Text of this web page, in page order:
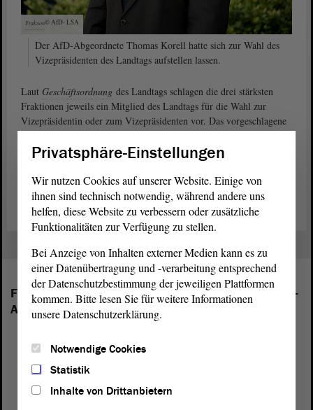
© AfD-
Fraktion LSA
Der AfD-Abgeordnete Thomas Korell hatte sich zur Wahl des
Vizepräsidenten des Landtags aufstellen lassen.
Laut Geschäftsordnung des Landtags schlagen die drei stärksten
Fraktionen jeweils ein Mitglied des Landtags für die Wahl zur
Vizepräsidentin oder zum Vizepräsidenten vor. Das vorgeschlagene
Mitglied des Landtags ist gewählt, wenn es die Mehrheit der
abgegebenen gültigen Stimmen erhält.
Wahlvorschlag der AfD-Fraktion (PDF)
Folgende Fraktionen sind im Landtag von Sachsen-
Anhalt vertreten:
Privatsphäre-Einstellungen
Wir nutzen Cookies auf unserer Website. Einige von
ihnen sind technisch notwendig, während andere uns
helfen, diese Website zu verbessern oder zusätzliche
Funktionalitäten zur Verfügung zu stellen.
Bei Anzeige von Inhalten externer Medien kann es zu
einer Datenübertragung und -verarbeitung entsprechend
der Datenschutzbestimmung der jeweiligen Plattformen
kommen. Bitte lesen Sie für weitere Informationen
unsere Datenschutzerklärung.
Notwendige Cookies
Statistik
Inhalte von Drittanbietern